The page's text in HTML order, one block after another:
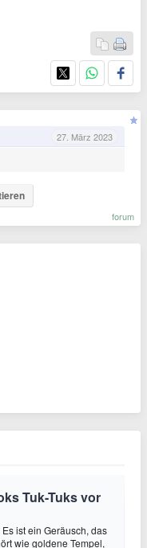
27. März 2023
forum
Tuk-Tuks vor
ist ein Geräusch, das
wie goldene Tempel,